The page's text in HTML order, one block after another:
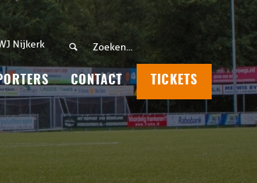
Nijkerk
CONTACT TICKETS